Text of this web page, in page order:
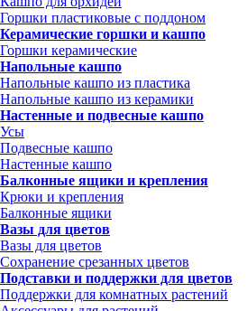
Горшки пластиковые с поддоном
Керамические горшки и кашпо
Горшки керамические
Напольные кашпо
Напольные кашпо из пластика
Напольные кашпо из керамики
Настенные и подвесные кашпо
Усы
Подвесные кашпо
Настенные кашпо
Балконные ящики и крепления
Крюки и крепления
Балконные ящики
Вазы для цветов
Вазы для цветов
Сохранение срезанных цветов
Подставки и поддержки для цветов
Поддержки для комнатных растений